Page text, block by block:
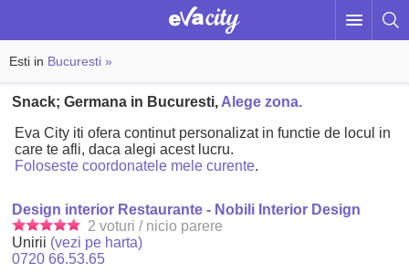
Esti in Bucuresti »
Snack; Germana in Bucuresti, Alege zona.
Eva City iti ofera continut personalizat in functie de locul in
care te afli, daca alegi acest lucru.
Foloseste coordonatele mele curente.
Design interior Restaurante - Nobili Interior Design
2 voturi / nicio parere
Unirii (vezi pe harta)
0720 66.53.65